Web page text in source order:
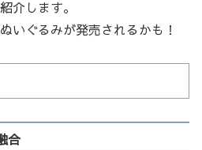
介します。
いぐるみが発売されるかも！
合